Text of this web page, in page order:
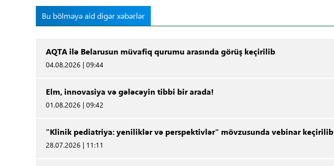
Bu bölməyə aid digər xəbərlər
AQTA ilə Belarusun müvafiq qurumu arasında görüş keçirilib
04.08.2026 | 09:44
Elm, innovasiya və gələcəyin tibbi bir arada!
01.08.2026 | 09:42
"Klinik pediatriya: yeniliklər və perspektivlər" mövzusunda vebinar keçirilib
28.07.2026 | 11:11